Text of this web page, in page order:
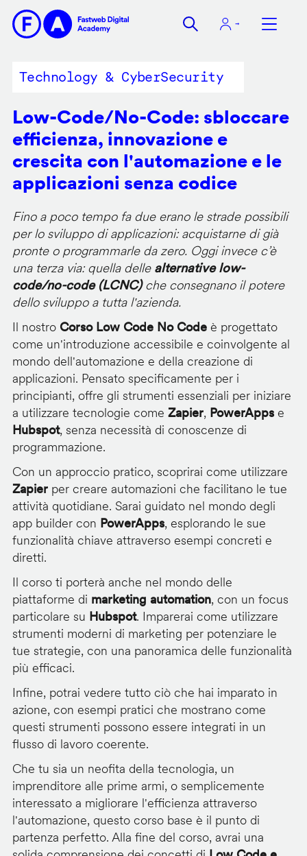
contenuto
Technology & CyberSecurity
Low-Code/No-Code: sbloccare
efficienza, innovazione e
crescita con l'automazione e le
applicazioni senza codice
Fino a poco tempo fa due erano le strade possibili
per lo sviluppo di applicazioni: acquistarne di già
pronte o programmarle da zero. Oggi invece c’è
una terza via: quella delle alternative low-
code/no-code (LCNC)che consegnano il potere
dello sviluppo a tutta l'azienda.
Il nostro Corso Low Code No Codeè progettato
come un'introduzione accessibile e coinvolgente al
mondo dell'automazione e della creazione di
applicazioni. Pensato specificamente per i
principianti, offre gli strumenti essenziali per iniziare
a utilizzare tecnologie come Zapier, PowerAppse
Hubspot, senza necessità di conoscenze di
programmazione.
Con un approccio pratico, scoprirai come utilizzare
Zapierper creare automazioni che facilitano le tue
attività quotidiane. Sarai guidato nel mondo degli
app builder con PowerApps, esplorando le sue
funzionalità chiave attraverso esempi concreti e
diretti.
Il corso ti porterà anche nel mondo delle
piattaforme di marketing automation, con un focus
particolare su Hubspot. Imparerai come utilizzare
strumenti moderni di marketing per potenziare le
tue strategie, con una panoramica delle funzionalità
più efficaci.
Infine, potrai vedere tutto ciò che hai imparato in
azione, con esempi pratici che mostrano come
questi strumenti possono essere integrati in un
flusso di lavoro coerente.
Che tu sia un neofita della tecnologia, un
imprenditore alle prime armi, o semplicemente
interessato a migliorare l'efficienza attraverso
l'automazione, questo corso base è il punto di
partenza perfetto. Alla fine del corso, avrai una